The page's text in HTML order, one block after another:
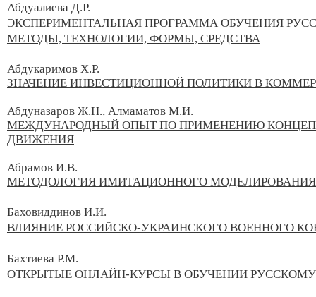
Абдуалиева Д.Р.
ЭКСПЕРИМЕНТАЛЬНАЯ ПРОГРАММА ОБУЧЕНИЯ
МЕТОДЫ, ТЕХНОЛОГИИ, ФОРМЫ, СРЕДСТВА
Абдукаримов Х.Р.
ЗНАЧЕНИЕ ИНВЕСТИЦИОННОЙ ПОЛИТИКИ В
Абдуназаров Ж.Н., Алмаматов М.И.
МЕЖДУНАРОДНЫЙ ОПЫТ ПО ПРИМЕНЕНИЮ
ДВИЖЕНИЯ
Абрамов И.В.
МЕТОДОЛОГИЯ ИМИТАЦИОННОГО МОДЕЛИРОВАНИЯ
Баховиддинов И.И.
ВЛИЯНИЕ РОССИЙСКО-УКРАИНСКОГО ВОЕННОГО
Бахтиева Р.М.
ОТКРЫТЫЕ ОНЛАЙН-КУРСЫ В ОБУЧЕНИИ